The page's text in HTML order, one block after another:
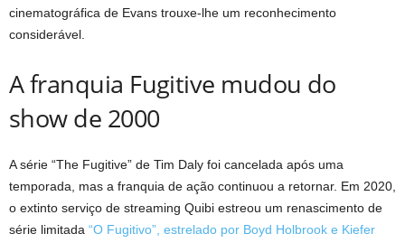
cinematográfica de Evans trouxe-lhe um reconhecimento
considerável.
A franquia Fugitive mudou do
show de 2000
A série “The Fugitive” de Tim Daly foi cancelada após uma
temporada, mas a franquia de ação continuou a retornar. Em 2020,
o extinto serviço de streaming Quibi estreou um renascimento de
série limitada “O Fugitivo”, estrelado por Boyd Holbrook e Kiefer